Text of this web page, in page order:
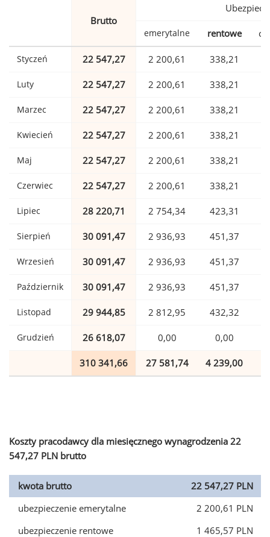
Brutto
emerytalne rentowe
Styczeń 22 547,27 2 200,61 338,21
Luty 22 547,27 2 200,61 338,21
Marzec 22 547,27 2 200,61 338,21
Kwiecień 22 547,27 2 200,61 338,21
Maj 22 547,27 2 200,61 338,21
Czerwiec 22 547,27 2 200,61 338,21
Lipiec 28 220,71 2 754,34 423,31
Sierpień 30 091,47 2 936,93 451,37
Wrzesień 30 091,47 2 936,93 451,37
Październik 30 091,47 2 936,93 451,37
Listopad 29 944,85 2 812,95 432,32
Grudzień 26 618,07 0,00 0,00
310 341,66 27 581,74 4 239,00
Koszty pracodawcy dla miesięcznego wynagrodzenia 22
547,27 PLN brutto
kwota brutto
22 547,27 PLN
ubezpieczenie emerytalne
2 200,61 PLN
ubezpieczenie rentowe
1 465,57 PLN